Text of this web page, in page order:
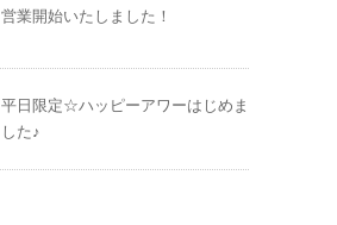
営業開始いたしました！
平日限定☆ハッピーアワーはじめま
した♪